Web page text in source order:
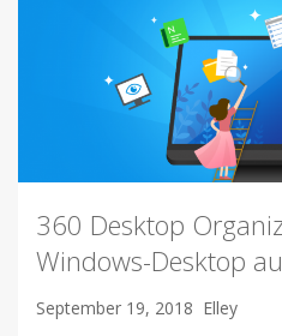
360 Desktop
Windows-Desktop
September 19, 2018 Elley